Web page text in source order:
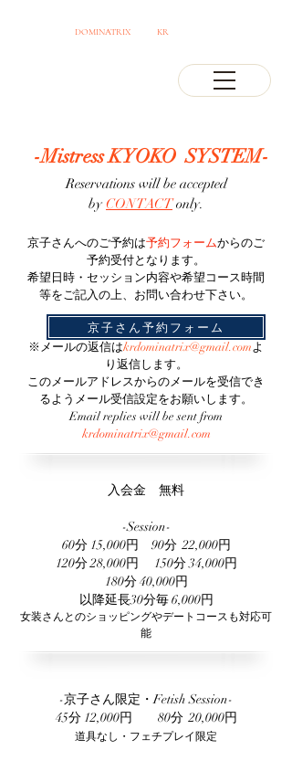
DOMINATRIX KRPROFESSIONAL MISTRESS
-Mistress KYOKO SYSTEM-
Reservations will be accepted
by CONTACTonly.
京子さんへのご予約は予約フォームからのご
予約受付となります。
希望日時・セッション内容や希望コース時間
等をご記入の上、お問い合わせ下さい。
※メールの返信はkrdominatrix@gmail.comよ
り返信します。
このメールアドレスからのメールを受信でき
るようメール受信設定をお願いします。
Email replies will be sent from
krdominatrix@gmail.com
京子さん予約フォーム
入会金 無料
-Session-
60分 15,000円 90分 22,000円
120分 28,000円 150分 34,000円
180分 40,000円
以降延長30分毎 6,000円
​女装さんとのショッピングやデートコースも対応可
能
-京子さん限定・Fetish Session-
45分 12,000円 80分 20,000円
​道具なし・フェチプレイ限定